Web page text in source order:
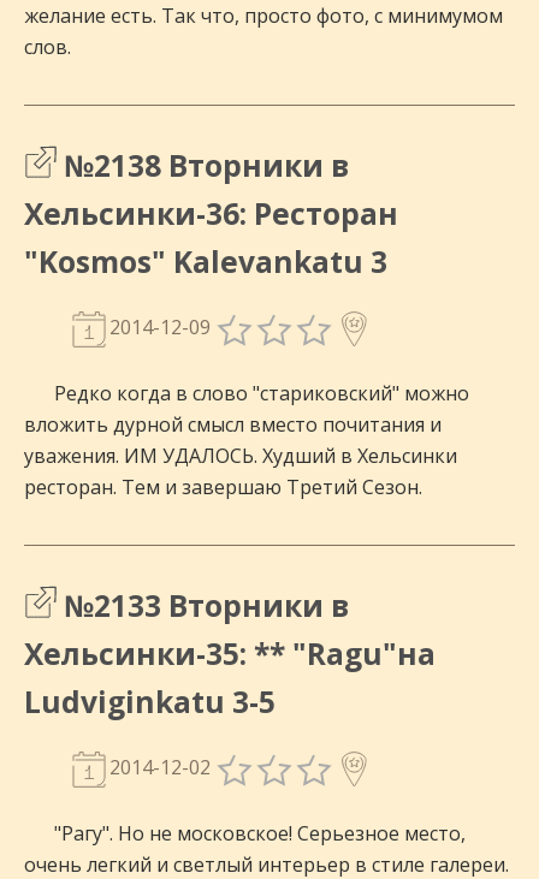
желание есть. Так что, просто фото, с минимумом
слов.
№2138 Вторники в
Хельсинки-36: Ресторан
"Kosmos" Kalevankatu 3
2014-12-09
Редко когда в слово "стариковский" можно
вложить дурной смысл вместо почитания и
уважения. ИМ УДАЛОСЬ. Худший в Хельсинки
ресторан. Тем и завершаю Третий Сезон.
№2133 Вторники в
Хельсинки-35: ** "Ragu"на
Ludviginkatu 3-5
2014-12-02
"Рагу". Но не московское! Серьезное место,
очень легкий и светлый интерьер в стиле галереи.